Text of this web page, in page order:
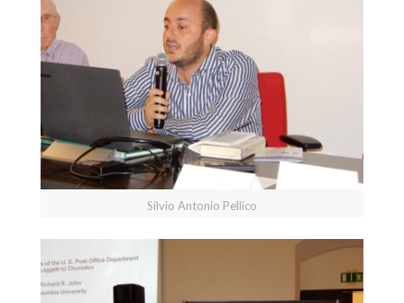
Silvio Antonio Pellico